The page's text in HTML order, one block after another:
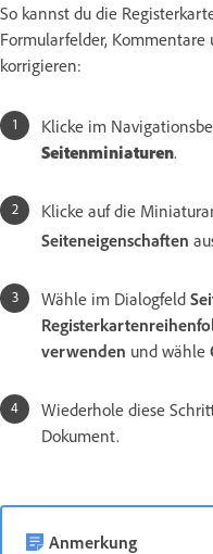
So kannst du die
Formularfelder,
korrigieren:
Klicke im
Seitenminiaturen.
Klicke auf die
Seiteneigenschaften
Wähle im Dialogfeld
verwenden und wähle
Wiederhole diese
Dokument.
Anmerkung